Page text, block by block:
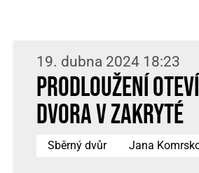
19. dubna 2024 18:23
Prodloužení
dvora v Zakryté
Sběrný dvůr Jana